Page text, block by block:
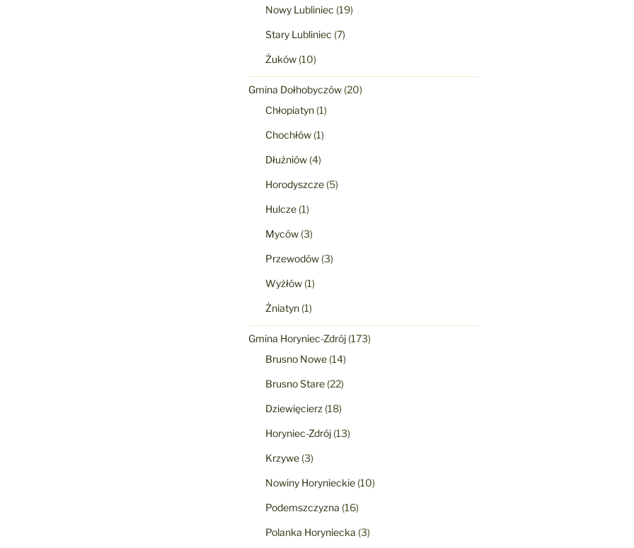
Nowy Lubliniec (19)
Stary Lubliniec (7)
Żuków(10)
Gmina Dołhobyczów(20)
Chłopiatyn(1)
Chochłów(1)
Dłużniów(4)
Horodyszcze(5)
Hulcze(1)
Myców(3)
Przewodów(3)
Wyżłów(1)
Żniatyn(1)
Gmina Horyniec-Zdrój(173)
Brusno Nowe(14)
Brusno Stare(22)
Dziewięcierz (18)
Horyniec-Zdrój(13)
Krzywe(3)
Nowiny Horynieckie(10)
Podemszczyzna (16)
Polanka Horyniecka (3)